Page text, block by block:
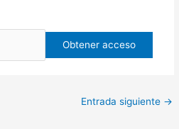
Entrada siguiente →